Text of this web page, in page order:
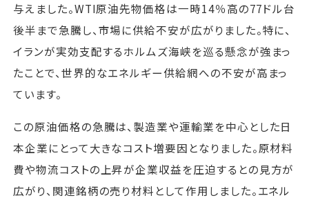
与えました。WTI原油先物価格は一時14％高の77ドル台
後半まで急騰し、市場に供給不安が広がりました。特に、
イランが実効支配するホルムズ海峡を巡る懸念が強まっ
たことで、世界的なエネルギー供給網への不安が高まっ
ています。
この原油価格の急騰は、製造業や運輸業を中心とした日
本企業にとって大きなコスト増要因となりました。原材料
費や物流コストの上昇が企業収益を圧迫するとの見方が
広がり、関連銘柄の売り材料として作用しました。エネル